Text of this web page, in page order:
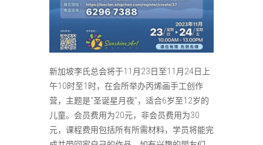
新加坡李氏总会将于11月23日至11月24日上
午10时至1时，在会所举办丙烯画手工创作
营，主题是“圣诞星月夜”，适合6岁至12岁的
儿童。会员费用为20元，非会员费用为30
元，课程费用包括所有所需材料，学员将能完